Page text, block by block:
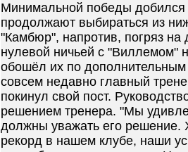
Минимальной победы добился
продолжают выбираться из
"Камбюр", напротив, погряз
нулевой ничьей с "Виллемом"
обошёл их по
совсем недавно главный
покинул свой пост.
решением тренера. "Мы
должны уважать его решение.
рекорд в нашем клубе, наши